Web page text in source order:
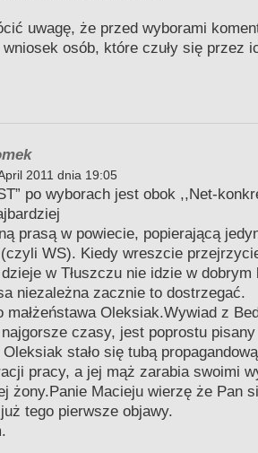
uwagę, że przed wyborami
wniosek osób, które czuły się przez
2011 dnia 19:05
po wyborach jest obok ,,Net-
prasą w powiecie, popierającą
WS). Kiedy wreszcie
w Tłuszczu nie idzie w dobrym
niezależna zacznie to dostrzegać.
małżeństawa Oleksiak.Wywiad z
czasy, jest poprostu
Oleksiak stało się tubą
pracy, a jej mąż zarabia swoimi
żony.Panie Macieju wierzę że Pan
tego pierwsze objawy.